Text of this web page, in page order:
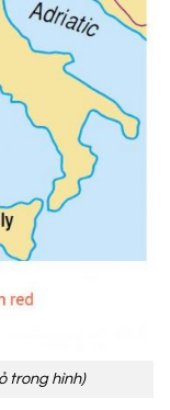
trong hình)